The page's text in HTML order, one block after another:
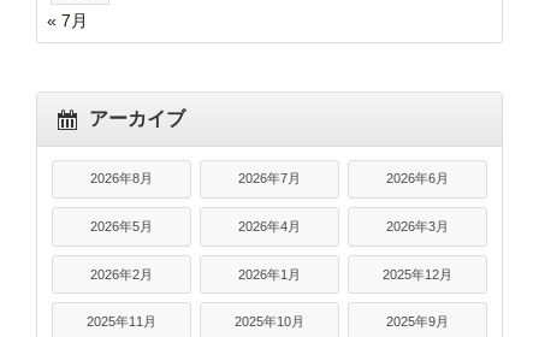
« 7月
アーカイブ
2026年8月 2026年7月 2026年6月
2026年5月 2026年4月 2026年3月
2026年2月 2026年1月 2025年12月
2025年11月 2025年10月 2025年9月